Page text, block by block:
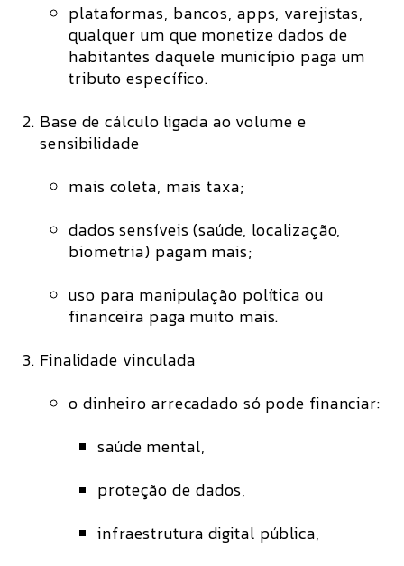
plataformas, bancos, apps, varejistas,
qualquer um que monetize dados de
habitantes daquele município paga um
tributo específico.
Base de cálculo ligada ao volume e
sensibilidade
mais coleta, mais taxa;
dados sensíveis (saúde, localização,
biometria) pagam mais;
uso para manipulação política ou
financeira paga muito mais.
Finalidade vinculada
o dinheiro arrecadado só pode financiar:
saúde mental,
proteção de dados,
infraestrutura digital pública,